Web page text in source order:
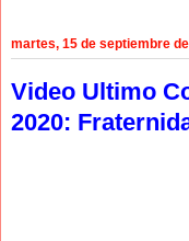
martes, 15 de septiembre
Video Ultimo
2020: